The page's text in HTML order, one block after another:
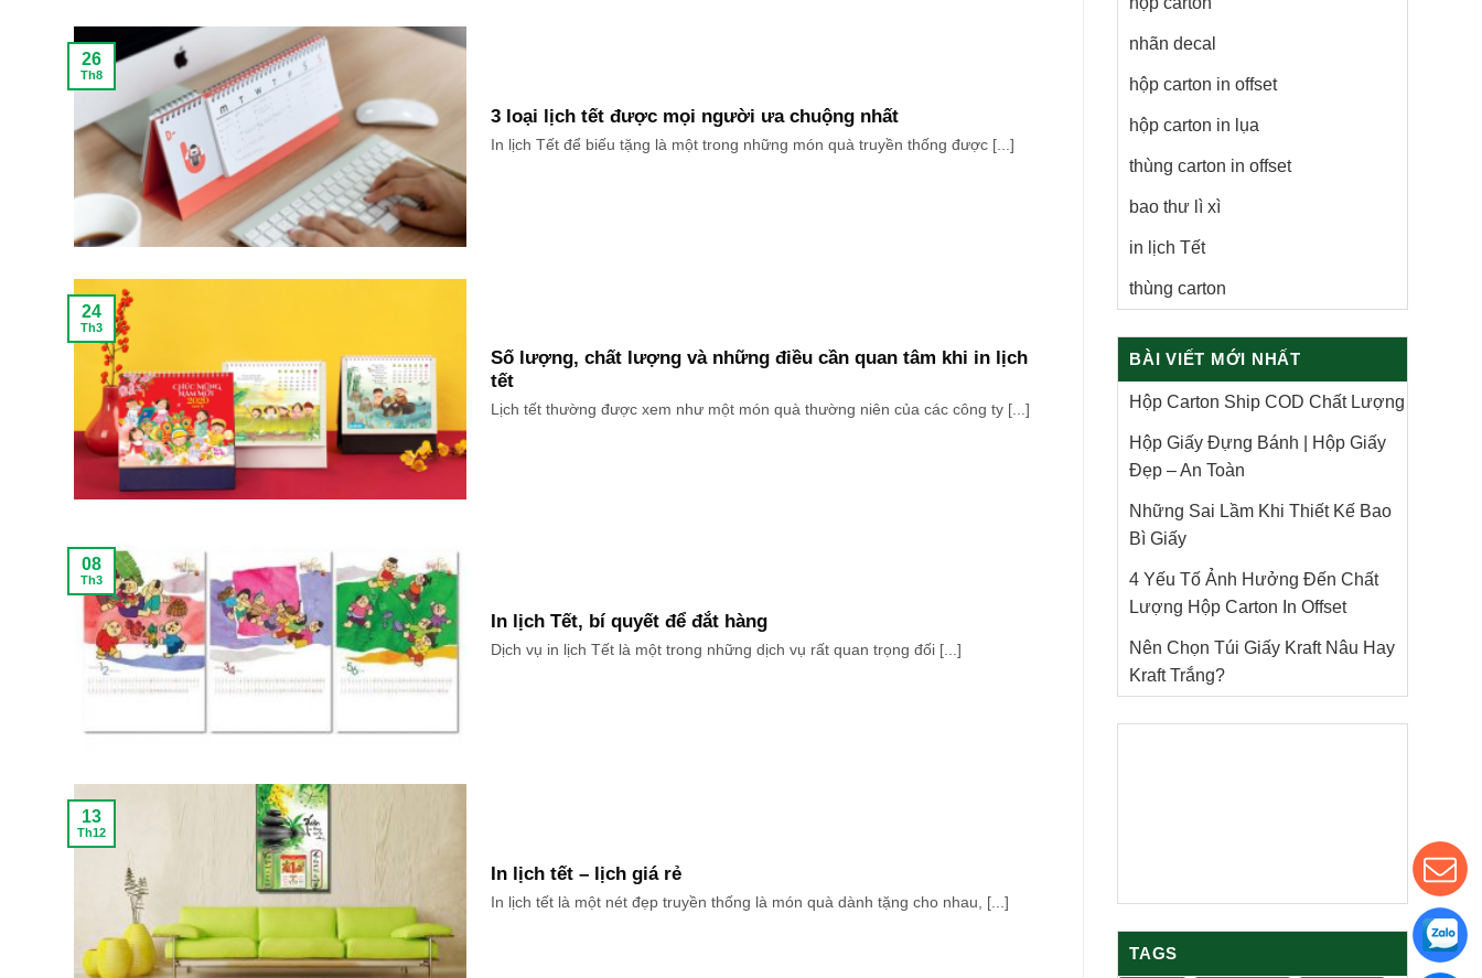
3 loại lịch tết được mọi người ưa chuộng nhất
In lịch Tết để biếu tặng là một trong những món quà truyền thống được [...]
26
Th8
Số lượng, chất lượng và những điều cần quan tâm khi in lịch
tết
Lịch tết thường được xem như một món quà thường niên của các công ty [...]
24
Th3
In lịch Tết, bí quyết để đắt hàng
Dịch vụ in lịch Tết là một trong những dịch vụ rất quan trọng đối [...]
08
Th3
In lịch tết – lịch giá rẻ
In lịch tết là một nét đẹp truyền thống là món quà dành tặng cho nhau, [...]
13
Th12
nhãn decal
hộp carton in offset
hộp carton in lụa
thùng carton in offset
bao thư lì xì
in lịch Tết
thùng carton
BÀI VIẾT MỚI NHẤT
Hộp Carton Ship COD Chất Lượng
Hộp Giấy Đựng Bánh | Hộp Giấy
Đẹp – An Toàn
Những Sai Lầm Khi Thiết Kế Bao
Bì Giấy
4 Yếu Tố Ảnh Hưởng Đến Chất
Lượng Hộp Carton In Offset
Nên Chọn Túi Giấy Kraft Nâu Hay
Kraft Trắng?
TAGS